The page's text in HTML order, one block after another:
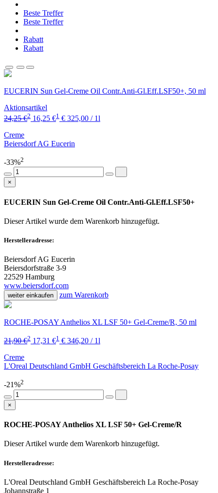
Beste Treffer
Beste Treffer
Rabatt
Rabatt
EUCERIN Sun Gel-Creme Oil Contr.Anti-Gl.Eff.LSF50+, 50 ml
Aktionsartikel
24,25 €2 16,25 €1 € 325,00 / 1l
Creme
Beiersdorf AG Eucerin
-33%2
×
EUCERIN Sun Gel-Creme Oil Contr.Anti-Gl.Eff.LSF50+
Dieser Artikel wurde dem Warenkorb hinzugefügt.
Herstelleradresse:
Beiersdorf AG Eucerin
Beiersdorfstraße 3-9
22529 Hamburg
www.beiersdorf.com
weiter einkaufen zum Warenkorb
ROCHE-POSAY Anthelios XL LSF 50+ Gel-Creme/R, 50 ml
21,90 €2 17,31 €1 € 346,20 / 1l
Creme
L'Oreal Deutschland GmbH Geschäftsbereich La Roche-Posay
-21%2
×
ROCHE-POSAY Anthelios XL LSF 50+ Gel-Creme/R
Dieser Artikel wurde dem Warenkorb hinzugefügt.
Herstelleradresse:
L'Oreal Deutschland GmbH Geschäftsbereich La Roche-Posay
Johannstraße 1